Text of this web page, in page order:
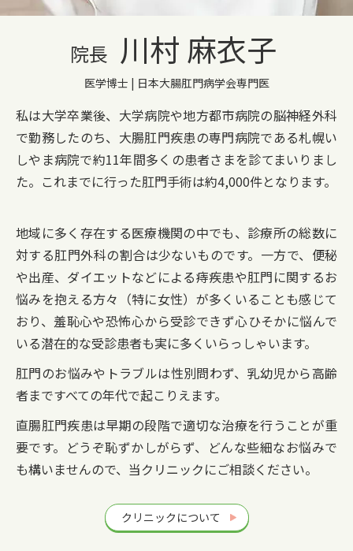
院長 川村 麻衣子
医学博士 | 日本大腸肛門病学会専門医
私は大学卒業後、大学病院や地方都市病院の脳神経外科
で勤務したのち、大腸肛門疾患の専門病院である札幌い
しやま病院で約11年間多くの患者さまを診てまいりまし
た。これまでに行った肛門手術は約4,000件となります。
地域に多く存在する医療機関の中でも、診療所の総数に
対する肛門外科の割合は少ないものです。一方で、便秘
や出産、ダイエットなどによる痔疾患や肛門に関するお
悩みを抱える方々（特に女性）が多くいることも感じて
おり、羞恥心や恐怖心から受診できず心ひそかに悩んで
いる潜在的な受診患者も実に多くいらっしゃいます。
肛門のお悩みやトラブルは性別問わず、乳幼児から高齢
者まですべての年代で起こりえます。
直腸肛門疾患は早期の段階で適切な治療を行うことが重
要です。どうぞ恥ずかしがらず、どんな些細なお悩みで
も構いませんので、当クリニックにご相談ください。
クリニックについて